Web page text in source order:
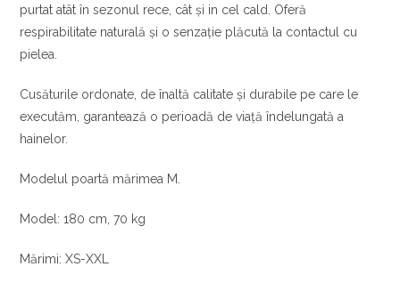
purtat atât în sezonul rece, cât și in cel cald. Oferă
respirabilitate naturală și o senzație plăcută la contactul cu
pielea.
Cusăturile ordonate, de înaltă calitate și durabile pe care le
executăm, garantează o perioadă de viață îndelungată a
hainelor.
Modelul poartă mărimea M.
Model: 180 cm, 70 kg
Mărimi: XS-XXL